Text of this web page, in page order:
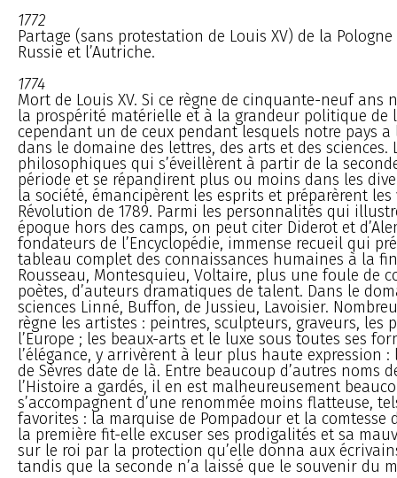
1772
Partage (sans protestation de Louis XV) de la
Russie et l’Autriche.
1774
Mort de Louis XV. Si ce règne de cinquante-neuf ans
la prospérité matérielle et à la grandeur politique de
cependant un de ceux pendant lesquels notre pays
dans le domaine des lettres, des arts et des sciences.
philosophiques qui s’éveillèrent à partir de la
période et se répandirent plus ou moins dans les
la société, émancipèrent les esprits et préparèrent les
Révolution de 1789. Parmi les personnalités qui
époque hors des camps, on peut citer Diderot et
fondateurs de l’Encyclopédie, immense recueil qui
tableau complet des connaissances humaines à la fin
Rousseau, Montesquieu, Voltaire, plus une foule de
poètes, d’auteurs dramatiques de talent. Dans le
sciences Linné, Buffon, de Jussieu, Lavoisier.
règne les artistes : peintres, sculpteurs, graveurs, les
l’Europe ; les beaux-arts et le luxe sous toutes ses
l’élégance, y arrivèrent à leur plus haute expression
de Sèvres date de là. Entre beaucoup d’autres noms
l’Histoire a gardés, il en est malheureusement
s’accompagnent d’une renommée moins flatteuse,
favorites : la marquise de Pompadour et la comtesse
la première fit-elle excuser ses prodigalités et sa
sur le roi par la protection qu’elle donna aux
tandis que la seconde n’a laissé que le souvenir du